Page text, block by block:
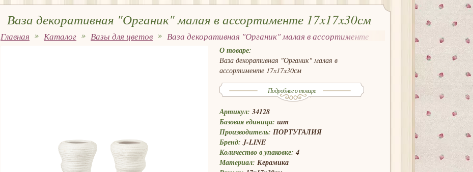
Ваза декоративная "Органик" малая в ассортименте 17x17x30см
Главная Каталог Вазы для цветов
Ваза декоративная "Органик" малая в ассортименте
О товаре:
Ваза декоративная "Органик" малая в
ассортименте 17x17x30см
Подробнее о товаре
Артикул: 34128
Базовая единица: шт
Производитель: ПОРТУГАЛИЯ
Бренд: J-LINE
Количество в упаковке: 4
Материал: Керамика